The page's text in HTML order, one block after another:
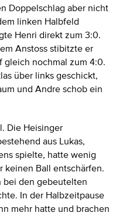
Doppelschlag aber nicht
linken Halbfeld
Henri direkt zum 3:0.
Anstoss stibitzte er
nochmal zum 4:0.
über links geschickt,
und Andre schob ein
Die Heisinger
aus Lukas,
spielte, hatte wenig
keinen Ball entschärfen.
bei den gebeutelten
In der Halbzeitpause
mehr hatte und brachen